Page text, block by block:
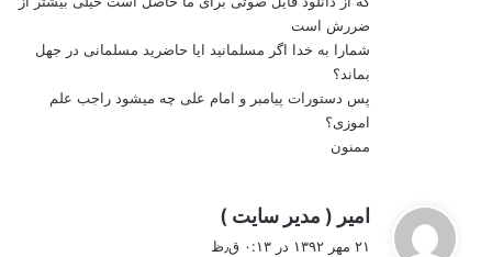
ضررش است
شمارا به خدا اگر مسلمانید ایا حاضرید مسلمانی در جهل
بماند؟
پس دستورات پیامبر و امام علی چه میشود راجب علم
اموزی؟
ممنون
امیر ( مدیر سایت )
ف
۲۱ مهر ۱۳۹۲ در ۰:۱۳ ق٫ظ